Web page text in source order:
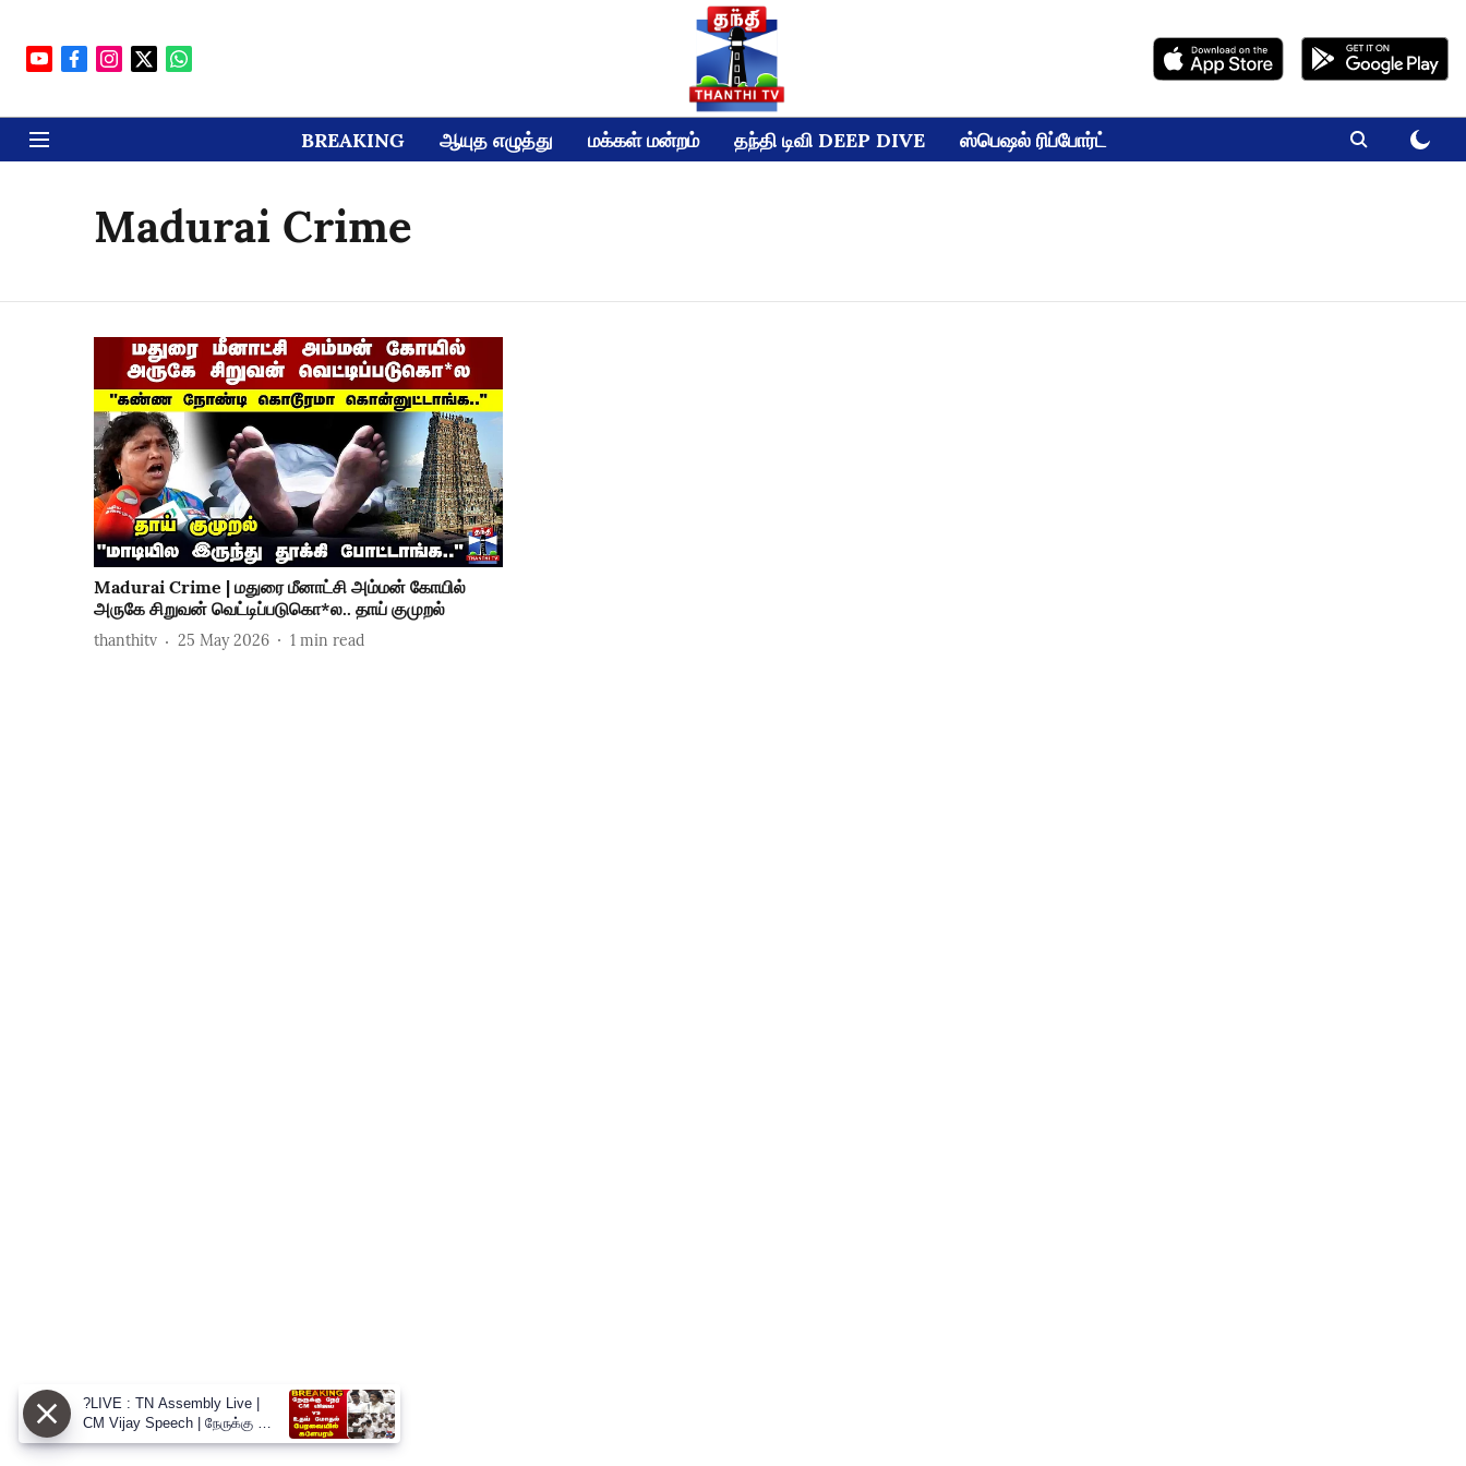
BREAKING ஆயுத எழுத்து மக்கள் மன்றம் தந்தி டிவி DEEP DIVE ஸ்பெஷல் ரிப்போர்ட்
Madurai Crime
Madurai Crime | மதுரை மீனாட்சி அம்மன் கோயில்
அருகே சிறுவன் வெட்டிப்படுகொ*ல.. தாய் குமுறல்
thanthitv 25 May 2026 1 min read
?LIVE : TN Assembly Live |
CM Vijay Speech | நேருக்கு நேர்
CM விஜய் vs உதய் மோதல்